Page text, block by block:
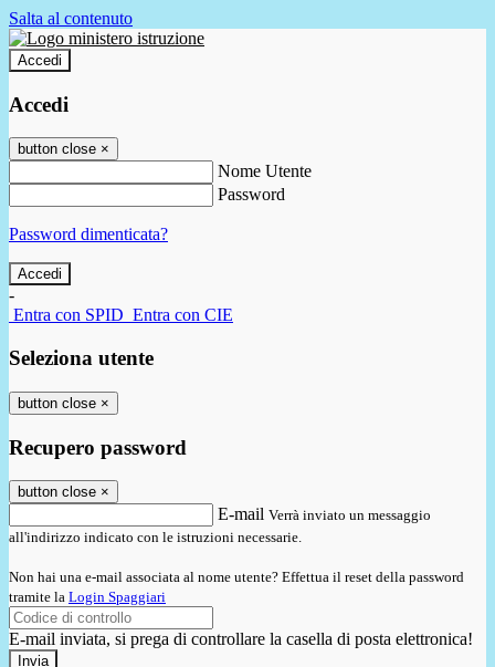
Salta al contenuto
Accedi
Accedi
button close ×
Nome Utente
Password
Password dimenticata?
-
Entra con SPID Entra con CIE
Seleziona utente
button close ×
Recupero password
button close ×
E-mail Verrà inviato un messaggio
all'indirizzo indicato con le istruzioni necessarie.
Non hai una e-mail associata al nome utente? Effettua il reset della password
tramite la Login Spaggiari
E-mail inviata, si prega di controllare la casella di posta elettronica!